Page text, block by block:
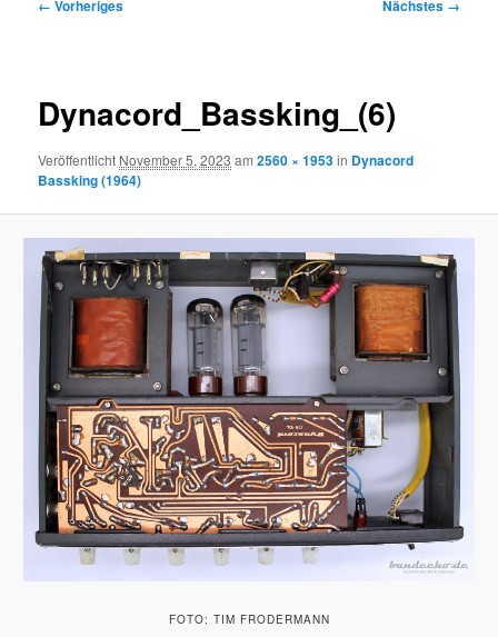
← Vorheriges Nächstes →
Dynacord_Bassking_(6)
Veröffentlicht November 5, 2023 am2560 × 1953in Dynacord
Bassking (1964)
FOTO: TIM FRODERMANN